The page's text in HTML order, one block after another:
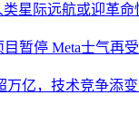
星际远航或迎革命
暂停 Meta士气再
万亿，技术竞争添